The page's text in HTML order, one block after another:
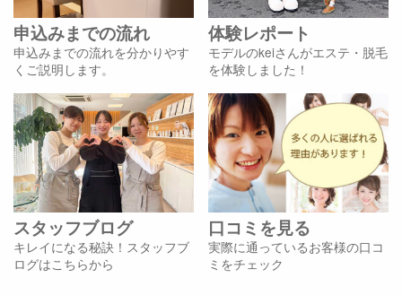
申込みまでの流れ
申込みまでの流れを分かりやす
くご説明します。
体験レポート
モデルのkeiさんがエステ・脱毛
を体験しました！
スタッフブログ
キレイになる秘訣！スタッフブ
ログはこちらから
口コミを見る
実際に通っているお客様の口コ
ミをチェック